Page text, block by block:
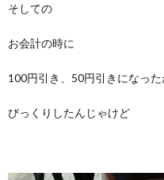
そしての
お会計の時に
100円引き、50円引きになった
びっくりしたんじゃけど